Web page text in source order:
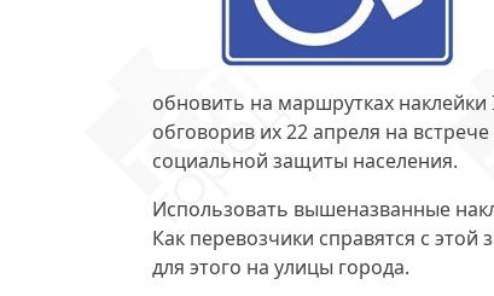
обновить на маршрутках наклейки
обговорив их 22 апреля на
социальной защиты населения.
Использовать вышеназванные
Как перевозчики справятся с этой
для этого на улицы города.